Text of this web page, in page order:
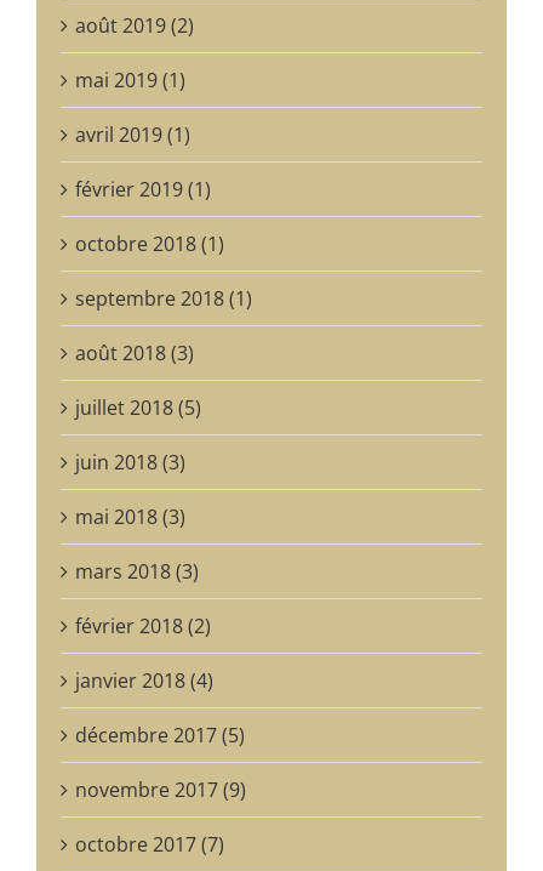
août 2019 (2)
mai 2019 (1)
avril 2019 (1)
février 2019 (1)
octobre 2018 (1)
septembre 2018 (1)
août 2018 (3)
juillet 2018 (5)
juin 2018 (3)
mai 2018 (3)
mars 2018 (3)
février 2018 (2)
janvier 2018 (4)
décembre 2017 (5)
novembre 2017 (9)
octobre 2017 (7)